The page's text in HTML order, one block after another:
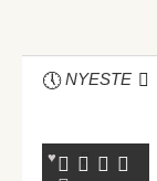
NYESTE